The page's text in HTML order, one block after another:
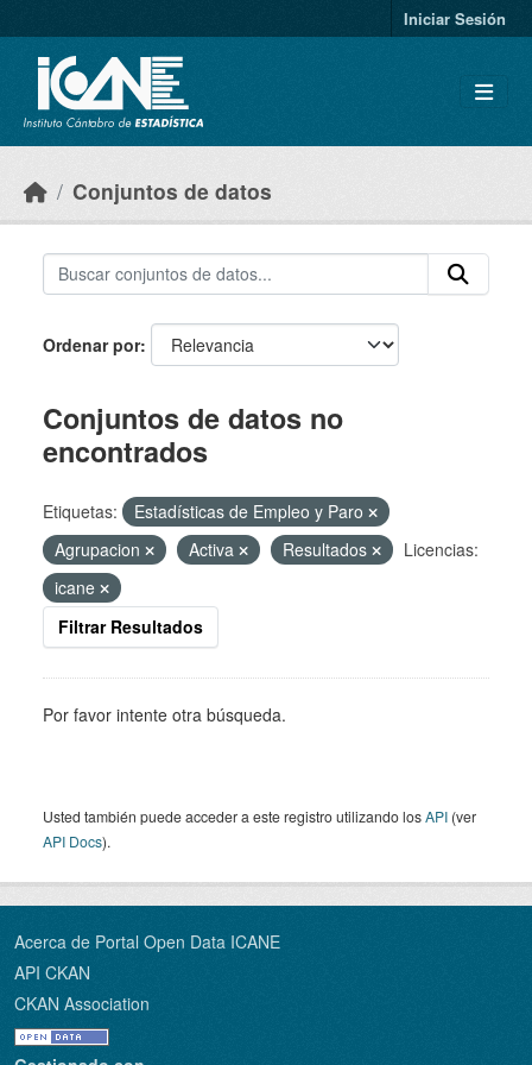
Iniciar Sesión
Conjuntos de datos
Ordenar por
Conjuntos de datos no
encontrados
Etiquetas:
Estadísticas de Empleo y Paro
Agrupacion
Activa Resultados
Licencias:
icane
Filtrar Resultados
Por favor intente otra búsqueda.
Usted también puede acceder a este registro utilizando losAPI (ver
API Docs).
Acerca de Portal Open Data ICANE
API CKAN
CKAN Association